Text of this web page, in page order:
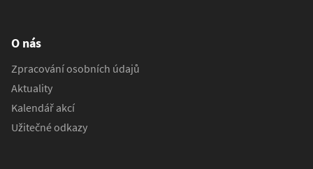
O nás
Zpracování osobních údajů
Aktuality
Kalendář akcí
Užitečné odkazy